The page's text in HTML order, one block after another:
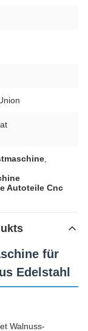
Autoteile Cnc
für
Edelstahl
Walnuss-